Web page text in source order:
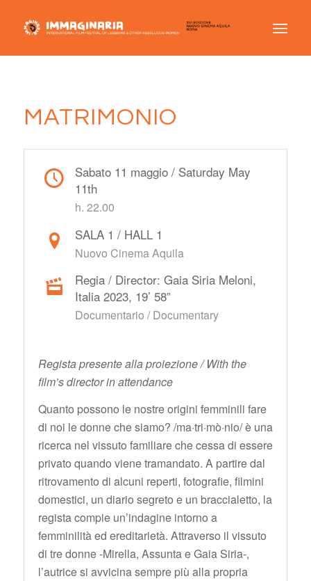
MATRIMONIO
Sabato 11 maggio / Saturday May
11th
h. 22.00
SALA 1 / HALL 1
Nuovo Cinema Aquila
Regia / Director: Gaia Siria Meloni,
Italia 2023, 19’ 58”
Documentario / Documentary
Regista presente alla proiezione / With the
film’s director in attendance
Quanto possono le nostre origini femminili fare
di noi le donne che siamo? /ma·tri·mò·nio/ è una
ricerca nel vissuto familiare che cessa di essere
privato quando viene tramandato. A partire dal
ritrovamento di alcuni reperti, fotografie, filmini
domestici, un diario segreto e un braccialetto, la
regista compie un’indagine intorno a
femminilità ed ereditarietà. Attraverso il vissuto
di tre donne -Mirella, Assunta e Gaia Siria-,
l’autrice si avvicina sempre più alla propria